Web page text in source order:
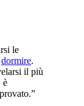
le
dormire.
il più
è